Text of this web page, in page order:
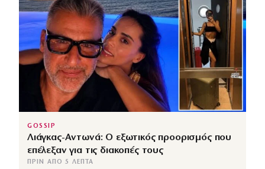
GOSSIP
Λιάγκας-Αντωνά: Ο εξωτικός προορισμός που
επέλεξαν για τις διακοπές τους
ΠΡΙΝ ΑΠΌ 5 ΛΕΠΤΆ